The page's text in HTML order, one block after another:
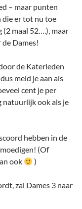
– maar punten
die er tot nu toe
(2 maal 52….), maar
Dames!
de Katerleden
meld je aan als
cent je per
natuurlijk ook als je
hebben in de
(Of
ook
)
zal Dames 3 naar